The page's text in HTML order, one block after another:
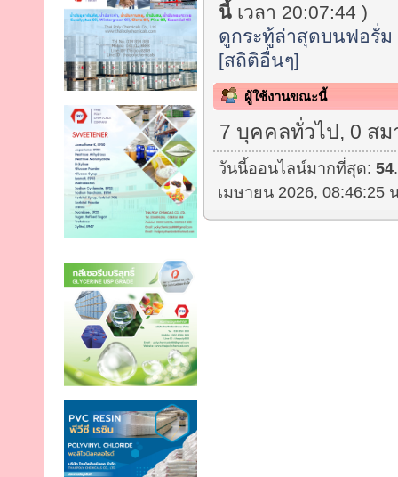
นี้ เวลา 20:07:44 )
ดูกระทู้ล่าสุดบนฟอรั่ม
[สถิติอื่นๆ]
ผู้ใช้งานขณะนี้
7 บุคคลทั่วไป, 0 ส
วันนี้ออนไลน์มากที่สุด:54
เมษายน 2026, 08:46:25